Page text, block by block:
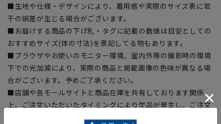
■生地や仕様・デザインにより、着用感や実際のサイズ表に若
干の誤差が生じる場合がございます。
■お届けする商品の下げ札・タグに記載の数値は目安としての
おすすめサイズ(体の寸法)を表記してる物もあります。
■ブラウザやお使いのモニター環境、室内外等の撮影時の環境
下での光加減により、実際の商品と掲載画像の色味が異なる場
合がございます。予めご了承ください。
■店舗や各モールサイトと商品在庫を共有しております関係
上、ご注文いただいたタイミングにより欠品が発生し、ご注文
を完了できない場合がございます。予めご了承ください。(お